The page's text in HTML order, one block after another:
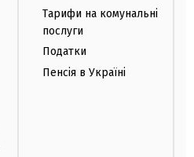
Тарифи на комунальні
послуги
Податки
Пенсія в Україні